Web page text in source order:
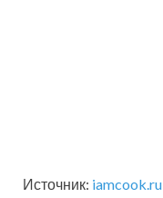
Источник: iamcook.ru